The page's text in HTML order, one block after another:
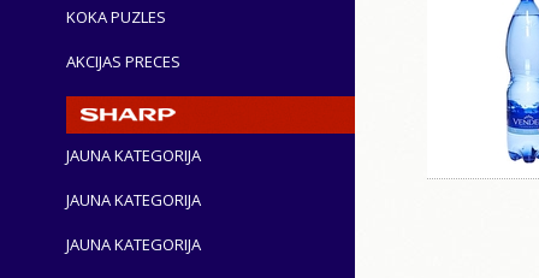
KOKA PUZLES
AKCIJAS PRECES
JAUNA KATEGORIJA
JAUNA KATEGORIJA
JAUNA KATEGORIJA